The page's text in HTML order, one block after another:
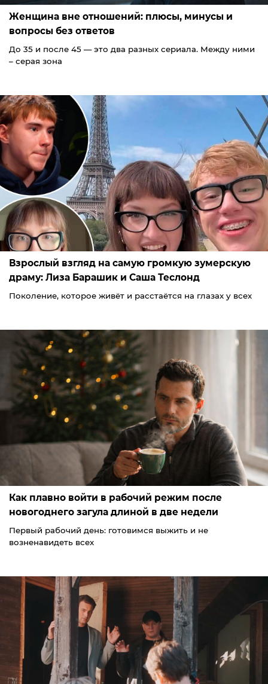
Женщина вне отношений: плюсы, минусы и
вопросы без ответов
До 35 и после 45 — это два разных сериала. Между ними
– серая зона
Взрослый взгляд на самую громкую зумерскую
драму: Лиза Барашик и Саша Теслонд
Поколение, которое живёт и расстаётся на глазах у всех
Как плавно войти в рабочий режим после
новогоднего загула длиной в две недели
Первый рабочий день: готовимся выжить и не
возненавидеть всех